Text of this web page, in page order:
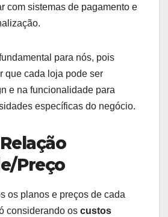
com sistemas de pagamento e
para nós, pois
que cada loja pode ser
e na funcionalidade para
específicas do negócio.
Preço
os planos e preços de cada
considerando os custos